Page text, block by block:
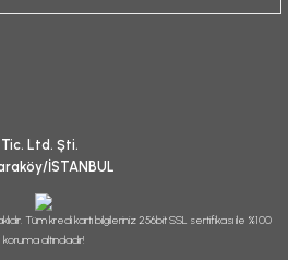
Ltd. Şti.
İSTANBUL
Tüm kredi kartı bilgileriniz 256bit SSL sertifikası ile %100
koruma altındadır!